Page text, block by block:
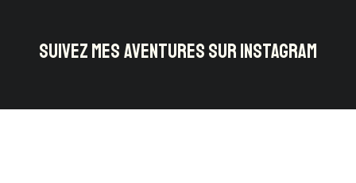
SUIVEZ MES AVENTURES SUR INSTAGRAM